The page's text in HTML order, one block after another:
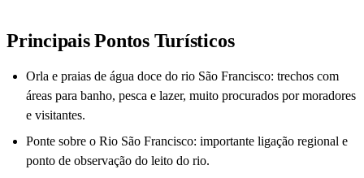
Principais Pontos Turísticos
Orla e praias de água doce do rio São Francisco: trechos com
áreas para banho, pesca e lazer, muito procurados por moradores
e visitantes.
Ponte sobre o Rio São Francisco: importante ligação regional e
ponto de observação do leito do rio.